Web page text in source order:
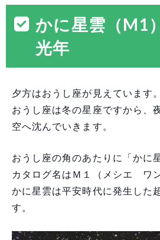
かに星雲（
光年
夕方はおうし座が見えています。
おうし座は冬の星座ですから、
空へ沈んでいきます。
おうし座の角のあたりに「かに
カタログ名はＭ１（メシエ ワン
かに星雲は平安時代に発生した
す。